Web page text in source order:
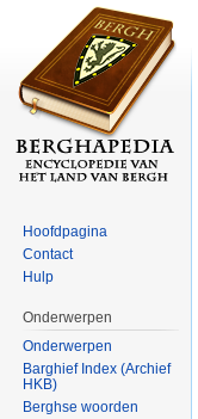
Hoofdpagina
Contact
Hulp
Onderwerpen
Onderwerpen
Barghief Index (Archief
HKB)
Berghse woorden